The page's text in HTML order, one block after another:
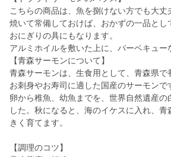
こちらの商品は、魚を捌けない方でも大丈
焼いて常備しておけば、おかずの一品とし
おにぎりの具にもなります。
アルミホイルを敷いた上に、バーベキュー
【青森サーモンについて】
青森サーモンは、生食用として、青森県で
お刺身やお寿司に適した国産のサーモンで
卵から稚魚、幼魚までを、世界自然遺産の
した。秋になると、海のイケスに入れ、
きく育てます。
【調理のコツ】